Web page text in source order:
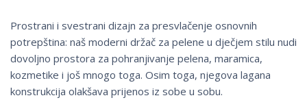
Prostrani i svestrani dizajn za presvlačenje osnovnih
potrepština: naš moderni držač za pelene u dječjem stilu nudi
dovoljno prostora za pohranjivanje pelena, maramica,
kozmetike i još mnogo toga. Osim toga, njegova lagana
konstrukcija olakšava prijenos iz sobe u sobu.